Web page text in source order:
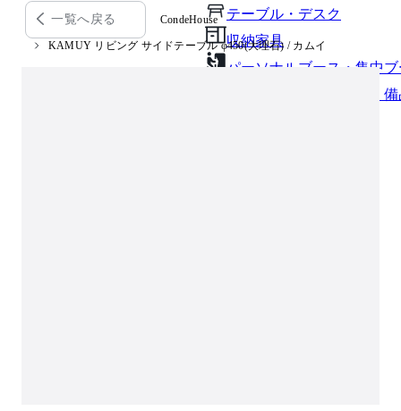
テーブル・デスク
収納家具
パーソナルブース・集中
オフィスアクセサリー・
一覧へ戻る CondeHouse
KAMUY リビング サイドテーブル φ450(大理石) / カムイ